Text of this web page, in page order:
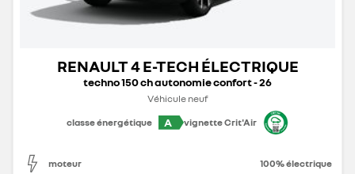
RENAULT 4 E-TECH ÉLECTRIQUE
techno 150 ch autonomie confort - 26
Véhicule neuf
classe énergétique
A vignette Crit'Air
moteur 100% électrique